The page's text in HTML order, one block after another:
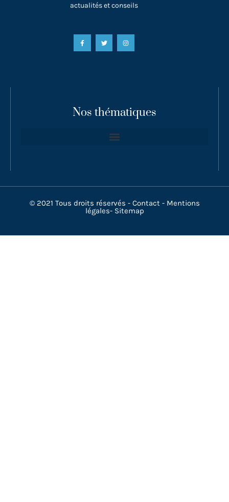
actualités et conseils
Nos thématiques
© 2021 Tous droits réservés - Contact- Mentions
légales- Sitemap